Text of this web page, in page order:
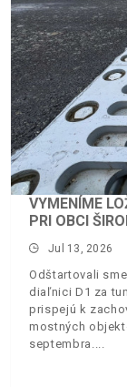
VYMENÍME
PRI OBCI
Jul 13, 2026
Odštartovali
diaľnici D1 za
prispejú k
mostných
septembra.